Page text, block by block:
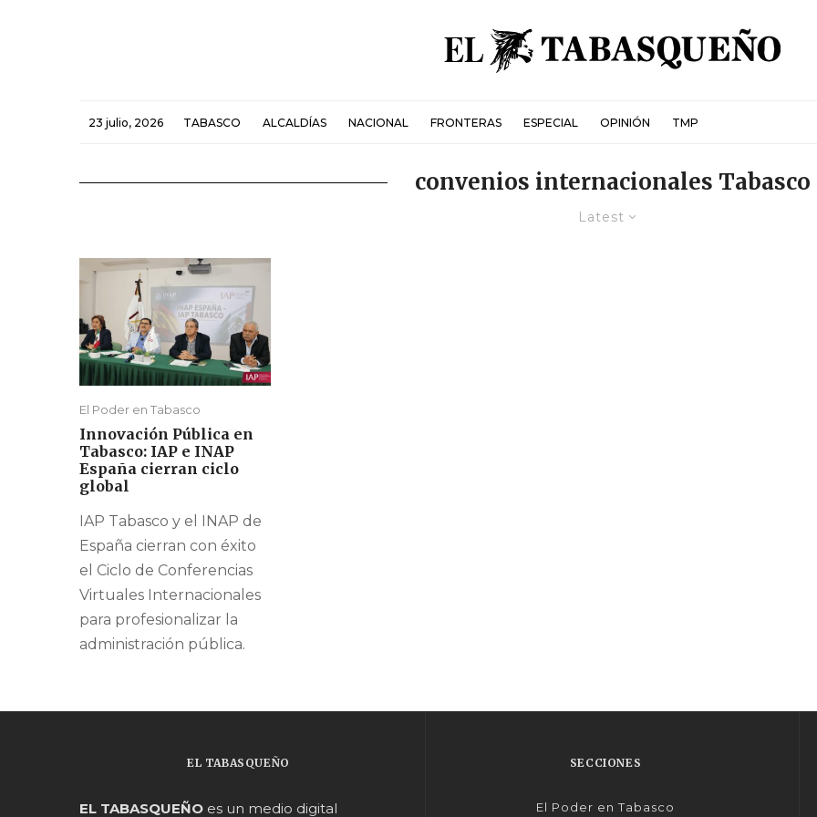
23 julio, 2026 TABASCO ALCALDÍAS NACIONAL FRONTERAS ESPECIAL OPINIÓN TMP
convenios internacionales Tabasco
Latest
El Poder en Tabasco
Innovación Pública en
Tabasco: IAP e INAP
España cierran ciclo
global
IAP Tabasco y el INAP de
España cierran con éxito
el Ciclo de Conferencias
Virtuales Internacionales
para profesionalizar la
administración pública.
EL TABASQUEÑO
EL TABASQUEÑO es un medio digital
SECCIONES
El Poder en Tabasco